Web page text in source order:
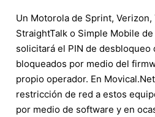
Un Motorola de Sprint,
StraightTalk o Simple Mobile
solicitará el PIN de desbloqueo
bloqueados por medio del
propio operador. En
restricción de red a estos
por medio de software y en